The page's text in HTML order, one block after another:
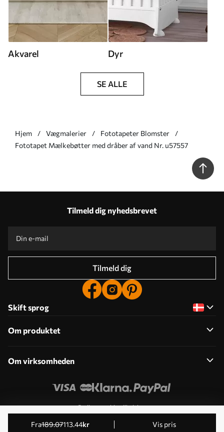
fra189.07113.44kr Vis pris
Akvarel Dyr
SE ALLE
Hjem Vægmalerier
Fototapeter Blomster
Fototapet Mælkebøtter med dråber af vand Nr. u57557
Tilmeld dig nyhedsbrevet
Tilmeld dig
Skift sprog
Om produktet
Om virksomheden
Rediger cookie-tilladelser
© 2011-2026 Uwalls . Alle rettigheder forbeholdes. Drives